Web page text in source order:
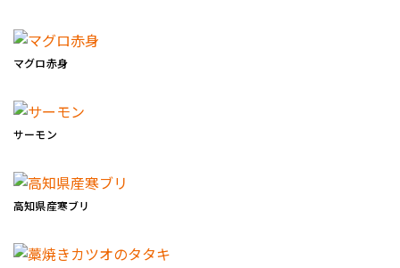
マグロ赤身
サーモン
高知県産寒ブリ